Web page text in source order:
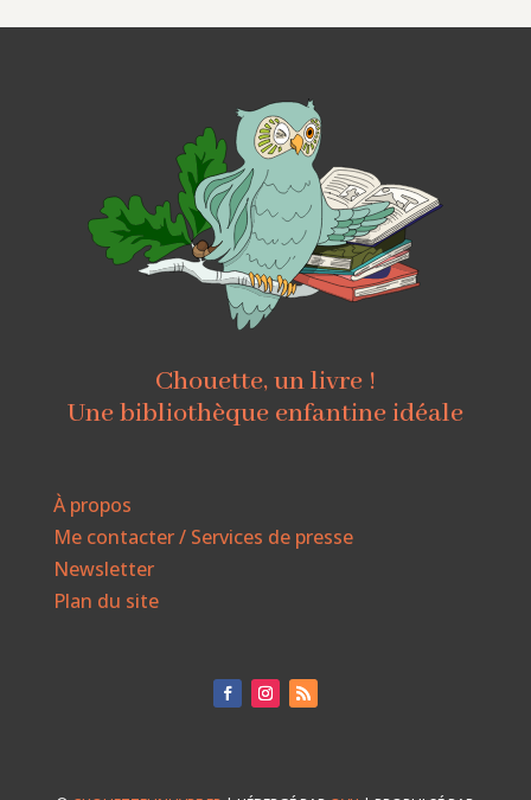
Chouette, un livre !
Une bibliothèque enfantine idéale
À propos
Me contacter / Services de presse
Newsletter
Plan du site